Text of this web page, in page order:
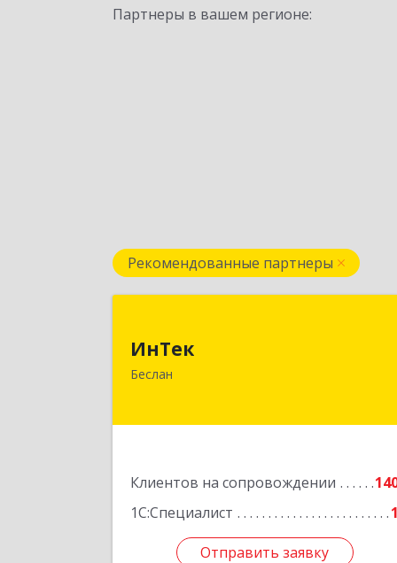
Партнеры в вашем регионе:
Рекомендованные партнеры
ИнТек
Беслан
Клиентов на сопровождении
1С:Специалист
1
Отправить заявку
Отправить заявку